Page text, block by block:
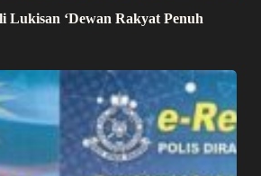
Lukisan ‘Dewan Rakyat Penuh